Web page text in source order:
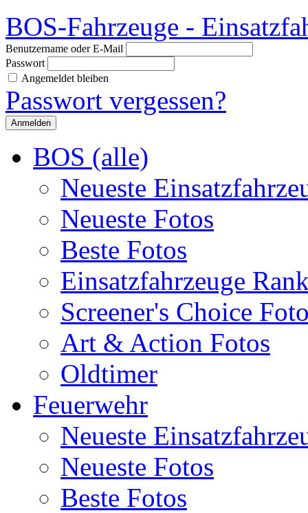
BOS-Fahrzeuge -
Benutzername oder E-Mail
Passwort
Angemeldet bleiben
Passwort vergessen?
BOS (alle)
Neueste
Neueste Fotos
Beste Fotos
Einsatzfahrzeuge
Screener's Choice
Art & Action Fotos
Oldtimer
Feuerwehr
Neueste
Neueste Fotos
Beste Fotos